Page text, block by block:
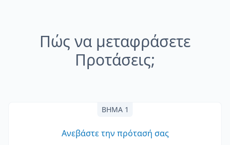
Πώς να μεταφράσετε
Προτάσεις;
ΒΉΜΑ 1
Ανεβάστε την πρότασή σας